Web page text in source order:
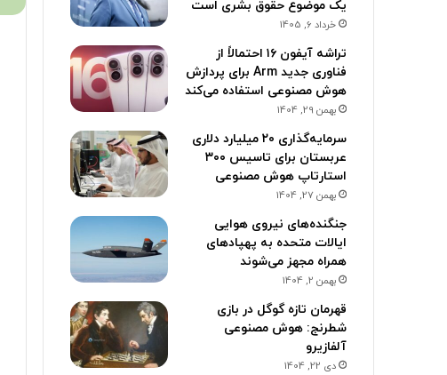
یک موضوع حقوق بشری است
خرداد 6, 1405
تراشه آیفون ۱۶ احتمالاً از
فناوری جدید Arm برای پردازش
هوش مصنوعی استفاده می‌کند
بهمن 29, 1404
سرمایه‌گذاری ۲۰ میلیارد دلاری
عربستان برای تاسیس ۳۰۰
استارتاپ هوش مصنوعی
بهمن 27, 1404
جنگنده‌های نیروی هوایی
ایالات متحده به پهپادهای
همراه مجهز می‌شوند
بهمن 2, 1404
قهرمان تازه گوگل در بازی
شطرنج: هوش مصنوعی
آلفازیرو
دی 22, 1404